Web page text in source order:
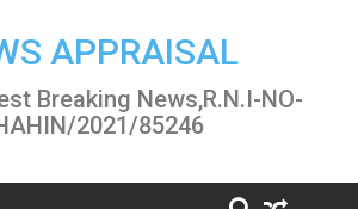
APPRAISAL
Breaking News,R.N.I-NO-
2021/85246